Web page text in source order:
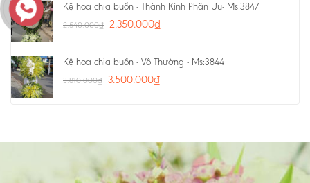
Kệ hoa chia buồn - Thành Kính Phân Ưu- Ms:3847
2.540.000₫ 2.350.000₫
Kệ hoa chia buồn - Vô Thường - Ms:3844
3.810.000₫ 3.500.000₫